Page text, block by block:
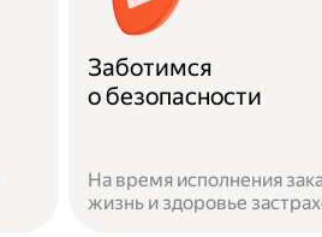
Заботимся
о безопасности
На время исполнения
жизнь и здоровье